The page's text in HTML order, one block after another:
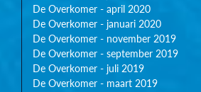
De Overkomer - april 2020
De Overkomer - januari 2020
De Overkomer - november 2019
De Overkomer - september 2019
De Overkomer - juli 2019
De Overkomer - maart 2019